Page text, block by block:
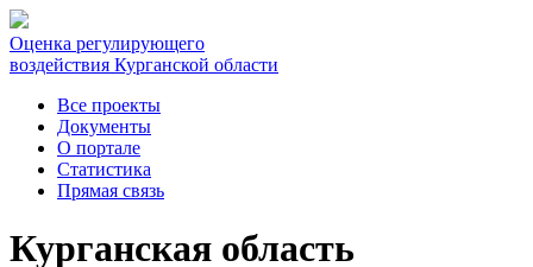
Оценка регулирующего
воздействия Курганской области
Все проекты
Документы
О портале
Статистика
Прямая связь
Курганская область